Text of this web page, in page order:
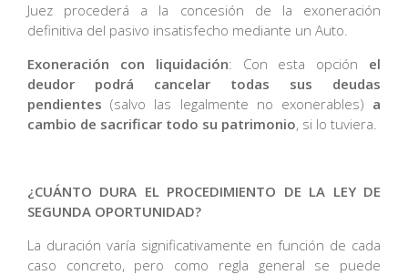
Juez procederá a la concesión de la exoneración
definitiva del pasivo insatisfecho mediante un Auto.
Exoneración con liquidación: Con esta opción el
deudor podrá cancelar todas sus deudas
pendientes(salvo las legalmente no exonerables) a
cambio de sacrificar todo su patrimonio, si lo tuviera.
¿CUÁNTO DURA EL PROCEDIMIENTO DE LA LEY DE
SEGUNDA OPORTUNIDAD?
La duración varía significativamente en función de cada
caso concreto, pero como regla general se puede